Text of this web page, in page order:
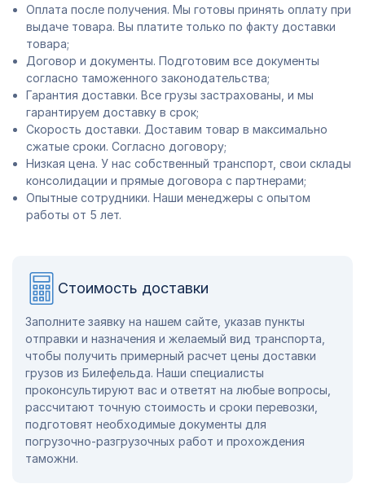
Оплата после получения. Мы готовы принять оплату при
выдаче товара. Вы платите только по факту доставки
товара;
Договор и документы. Подготовим все документы
согласно таможенного законодательства;
Гарантия доставки. Все грузы застрахованы, и мы
гарантируем доставку в срок;
Скорость доставки. Доставим товар в максимально
сжатые сроки. Согласно договору;
Низкая цена. У нас собственный транспорт, свои склады
консолидации и прямые договора с партнерами;
Опытные сотрудники. Наши менеджеры с опытом
работы от 5 лет.
Стоимость доставки
Заполните заявку на нашем сайте, указав пункты
отправки и назначения и желаемый вид транспорта,
чтобы получить примерный расчет цены доставки
грузов из Билефельда. Наши специалисты
проконсультируют вас и ответят на любые вопросы,
рассчитают точную стоимость и сроки перевозки,
подготовят необходимые документы для
погрузочно-разгрузочных работ и прохождения
таможни.